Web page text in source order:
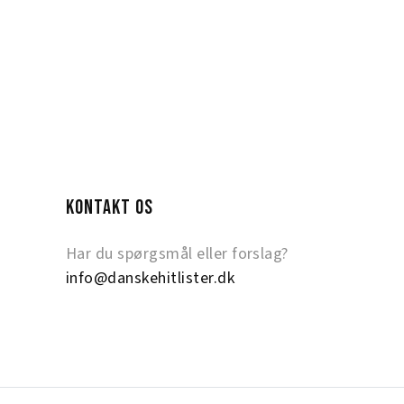
KONTAKT OS
Har du spørgsmål eller forslag?
info@danskehitlister.dk